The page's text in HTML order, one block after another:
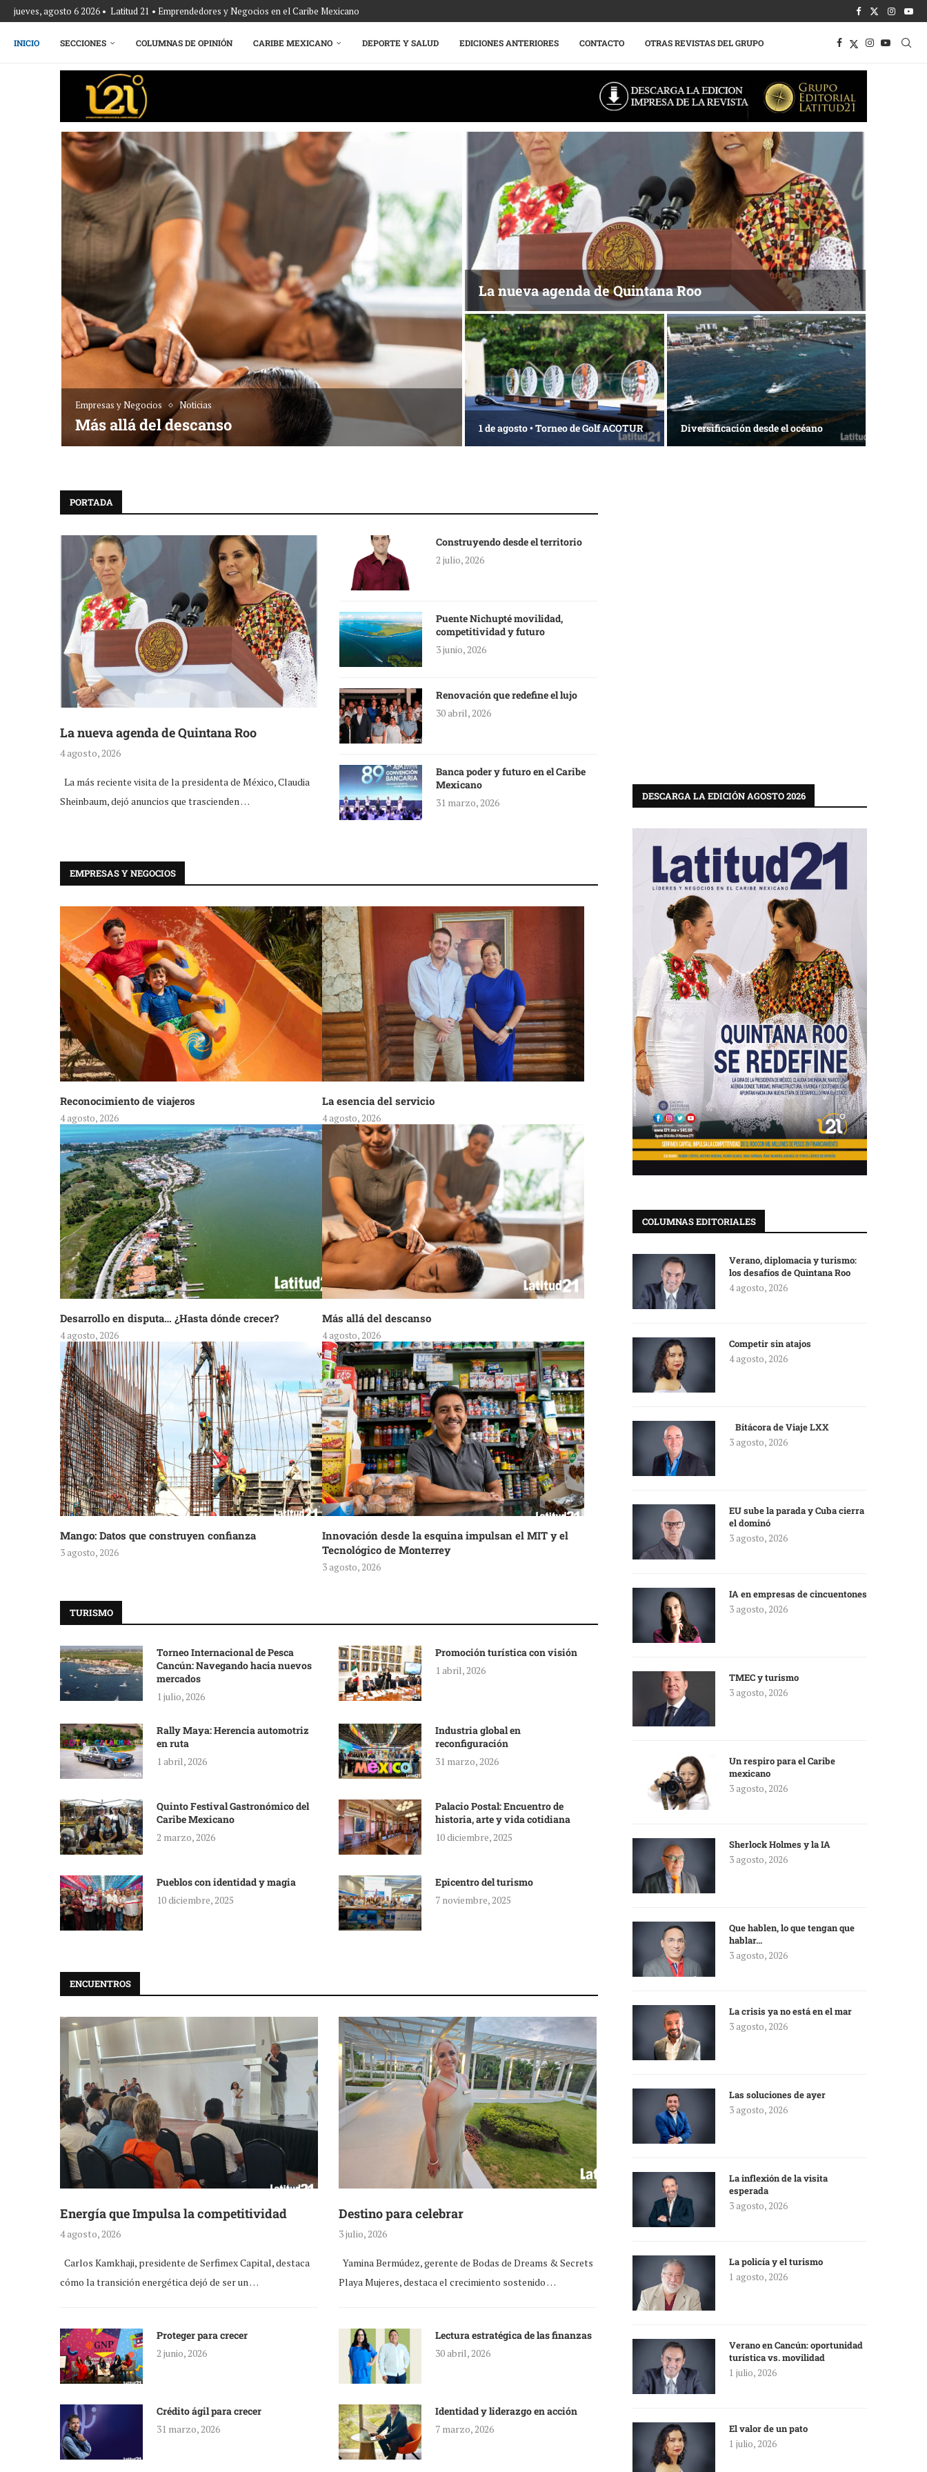
jueves, agosto 6 2026 • Latitud 21 • Emprendedores y Negocios en el Caribe Mexicano
INICIO SECCIONES COLUMNAS DE OPINIÓN CARIBE MEXICANO DEPORTE Y SALUD EDICIONES ANTERIORES CONTACTO OTRAS REVISTAS DEL GRUPO
Empresas y Negocios Noticias
Más allá del descanso
La nueva agenda de Quintana Roo
1 de agosto • Torneo de Golf ACOTUR Diversificación desde el océano
PORTADA
La nueva agenda de Quintana Roo
4 agosto, 2026
La más reciente visita de la presidenta de México, Claudia
Sheinbaum, dejó anuncios que trascienden …
Construyendo desde el territorio
2 julio, 2026
Puente Nichupté movilidad,
competitividad y futuro
3 junio, 2026
Renovación que redefine el lujo
30 abril, 2026
Banca poder y futuro en el Caribe
Mexicano
31 marzo, 2026
EMPRESAS Y NEGOCIOS
Reconocimiento de viajeros
4 agosto, 2026
La esencia del servicio
4 agosto, 2026
Desarrollo en disputa… ¿Hasta dónde crecer?
4 agosto, 2026
Más allá del descanso
4 agosto, 2026
Mango: Datos que construyen confianza
3 agosto, 2026
Innovación desde la esquina impulsan el MIT y el
Tecnológico de Monterrey
3 agosto, 2026
TURISMO
Torneo Internacional de Pesca
Cancún: Navegando hacia nuevos
mercados
1 julio, 2026
Promoción turística con visión
1 abril, 2026
Rally Maya: Herencia automotriz
en ruta
1 abril, 2026
Industria global en
reconfiguración
31 marzo, 2026
Quinto Festival Gastronómico del
Caribe Mexicano
2 marzo, 2026
Palacio Postal: Encuentro de
historia, arte y vida cotidiana
10 diciembre, 2025
Pueblos con identidad y magia
10 diciembre, 2025
Epicentro del turismo
7 noviembre, 2025
ENCUENTROS
Energía que Impulsa la competitividad
4 agosto, 2026
Carlos Kamkhaji, presidente de Serfimex Capital, destaca
cómo la transición energética dejó de ser un …
Destino para celebrar
3 julio, 2026
Yamina Bermúdez, gerente de Bodas de Dreams & Secrets
Playa Mujeres, destaca el crecimiento sostenido …
Proteger para crecer
2 junio, 2026
Lectura estratégica de las finanzas
30 abril, 2026
Crédito ágil para crecer
31 marzo, 2026
Identidad y liderazgo en acción
7 marzo, 2026
DESCARGA LA EDICIÓN AGOSTO 2026
COLUMNAS EDITORIALES
Verano, diplomacia y turismo:
los desafíos de Quintana Roo
4 agosto, 2026
Competir sin atajos
4 agosto, 2026
Bitácora de Viaje LXX
3 agosto, 2026
EU sube la parada y Cuba cierra
el dominó
3 agosto, 2026
IA en empresas de cincuentones
3 agosto, 2026
TMEC y turismo
3 agosto, 2026
Un respiro para el Caribe
mexicano
3 agosto, 2026
Sherlock Holmes y la IA
3 agosto, 2026
Que hablen, lo que tengan que
hablar…
3 agosto, 2026
La crisis ya no está en el mar
3 agosto, 2026
Las soluciones de ayer
3 agosto, 2026
La inflexión de la visita
esperada
3 agosto, 2026
La policía y el turismo
1 agosto, 2026
Verano en Cancún: oportunidad
turística vs. movilidad
1 julio, 2026
El valor de un pato
1 julio, 2026